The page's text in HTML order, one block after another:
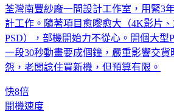
荃灣南豐紗廠一間設計工作室，用緊3
計工作。隨著項目愈嚟愈大（4K影片
PSD），部機開始力不從心。開個大型
一段30秒動畫要成個鐘，嚴重影響交
怨，老闆諗住買新機，但預算有限。
快8倍
開機速度